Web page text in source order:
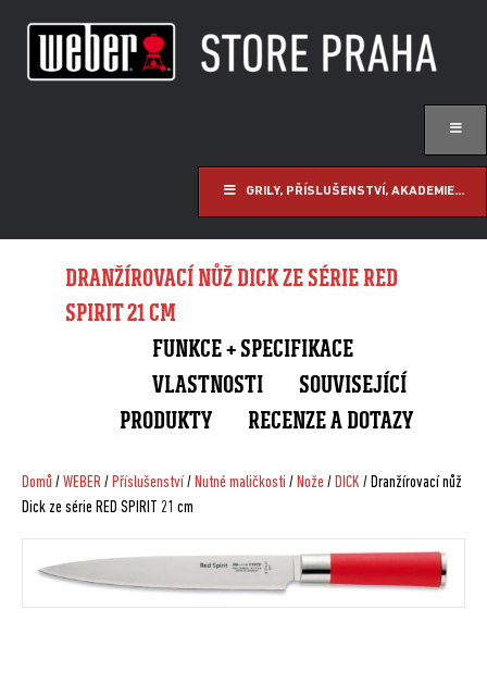
GRILY, PŘÍSLUŠENSTVÍ, AKADEMIE...
DRANŽÍROVACÍ NŮŽ DICK ZE SÉRIE RED
SPIRIT 21 CM
FUNKCE + SPECIFIKACE
VLASTNOSTI
SOUVISEJÍCÍ
PRODUKTY
RECENZE A DOTAZY
Domů /WEBER/ Příslušenství/ Nutné maličkosti / Nože / DICK / Dranžírovací nůž
Dick ze série RED SPIRIT 21 cm